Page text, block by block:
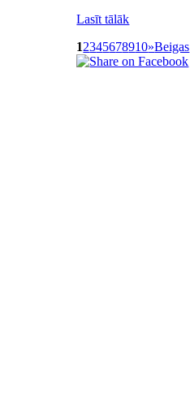
Lasīt tālāk
12345678910»Beigas